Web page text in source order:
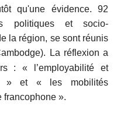
qu'une évidence. 92
politiques et socio-
la région, se sont réunis
La réflexion a
: « l’employabilité et
» et « les mobilités
francophone ».